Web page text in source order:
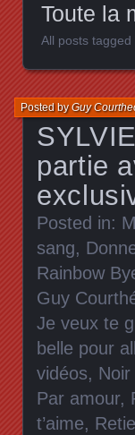
Toute la
All posts tagged
partie
Posted byGuy
Posted in:
sang,
Rainbow
Guy
Je veux te
belle pour
vidéos,
Par amour,
t’aime,